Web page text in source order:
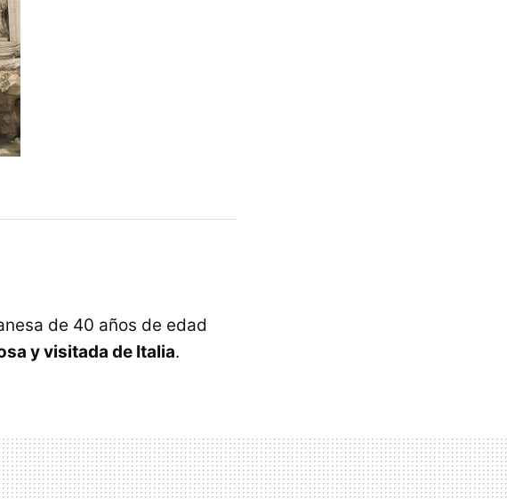
de 40 años de edad
y visitada de Italia.